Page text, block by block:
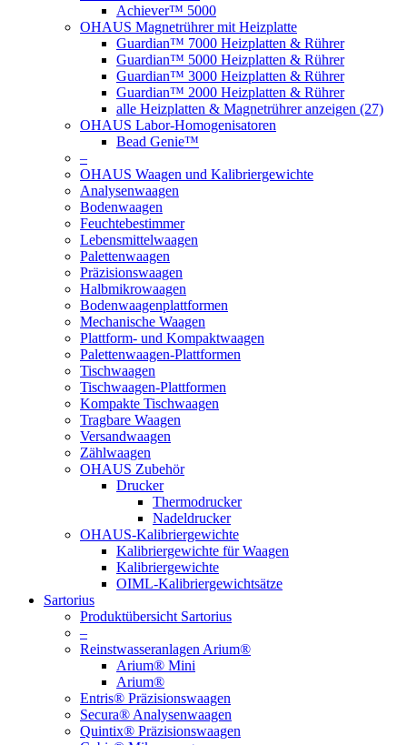
Achiever™ 5000
OHAUS Magnetrührer mit Heizplatte
Guardian™ 7000 Heizplatten & Rührer
Guardian™ 5000 Heizplatten & Rührer
Guardian™ 3000 Heizplatten & Rührer
Guardian™ 2000 Heizplatten & Rührer
alle Heizplatten & Magnetrührer anzeigen (27)
OHAUS Labor-Homogenisatoren
Bead Genie™
–
OHAUS Waagen und Kalibriergewichte
Analysenwaagen
Bodenwaagen
Feuchtebestimmer
Lebensmittelwaagen
Palettenwaagen
Präzisionswaagen
Halbmikrowaagen
Bodenwaagenplattformen
Mechanische Waagen
Plattform- und Kompaktwaagen
Palettenwaagen-Plattformen
Tischwaagen
Tischwaagen-Plattformen
Kompakte Tischwaagen
Tragbare Waagen
Versandwaagen
Zählwaagen
OHAUS Zubehör
Drucker
Thermodrucker
Nadeldrucker
OHAUS-Kalibriergewichte
Kalibriergewichte für Waagen
Kalibriergewichte
OIML-Kalibriergewichtsätze
Sartorius
Produktübersicht Sartorius
–
Reinstwasseranlagen Arium®
Arium® Mini
Arium®
Entris® Präzisionswaagen
Secura® Analysenwaagen
Quintix® Präzisionswaagen